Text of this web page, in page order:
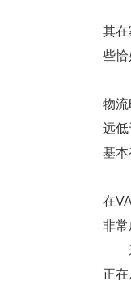
其
些恰
物
远
基本
在
非常
这
正在